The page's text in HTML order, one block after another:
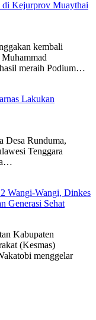
di Kejurprov Muaythai
kembali
meraih Podium…
Lakukan
Runduma,
Tenggara
Wangi-Wangi, Dinkes
Generasi Sehat
Kabupaten
(Kesmas)
menggelar